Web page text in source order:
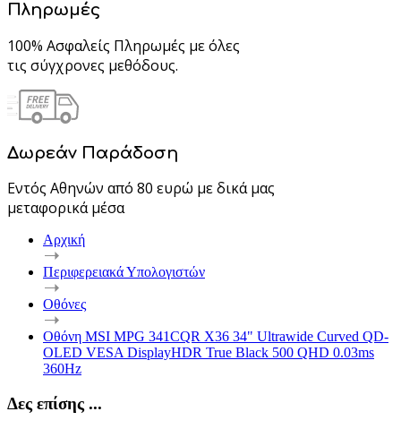
Πληρωμές
100% Ασφαλείς Πληρωμές με όλες
τις σύγχρονες μεθόδους.
Δωρεάν Παράδοση
Εντός Αθηνών από 80 ευρώ με δικά μας
μεταφορικά μέσα
Αρχική
Περιφερειακά Υπολογιστών
Οθόνες
Οθόνη MSI MPG 341CQR X36 34" Ultrawide Curved QD-
OLED VESA DisplayHDR True Black 500 QHD 0.03ms
360Hz
Δες επίσης ...